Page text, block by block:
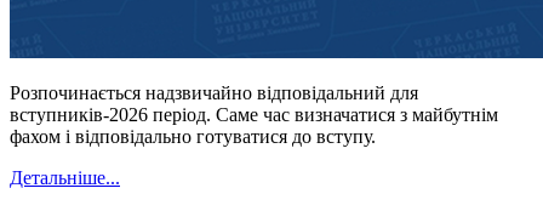
Розпочинається надзвичайно відповідальний для
вступників-2026 період. Саме час визначатися з майбутнім
фахом і відповідально готуватися до вступу.
Детальніше...